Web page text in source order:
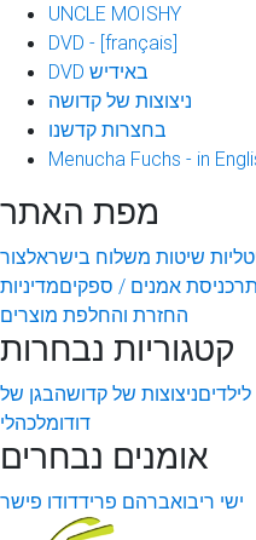
UNCLE MOISHY
DVD - [français]
DVD באידיש
ניצוצות של קדושה
בחצרות קדשנו
Menucha Fuchs - in
מפת האתר
שיטות משלוח בישראלצור
כניסת אמנים / ספקיםמדיניות
החזרת והחלפת מוצרים
קטגוריות נבחרות
ניצוצות של קדושהבגן של
דודומלכהלי
אומנים נבחרים
ישי ריבואברהם פרידדודו פישר